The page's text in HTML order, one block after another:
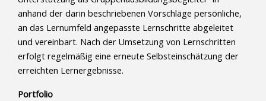
anhand der darin beschriebenen Vorschläge persönliche,
an das Lernumfeld angepasste Lernschritte abgeleitet
und vereinbart. Nach der Umsetzung von Lernschritten
erfolgt regelmäßig eine erneute Selbsteinschätzung der
erreichten Lernergebnisse.
Portfolio